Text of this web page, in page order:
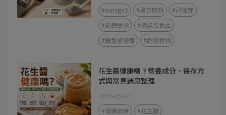
#omega3 #黑芝麻粉
#已催芽
#補鈣食物
#機能性食品
#銀髮族營養
#超級食物
花生醬健康嗎？營養成分、保存方
式與常見迷思整理
2026-05-07
#健康飲食
#花生醬